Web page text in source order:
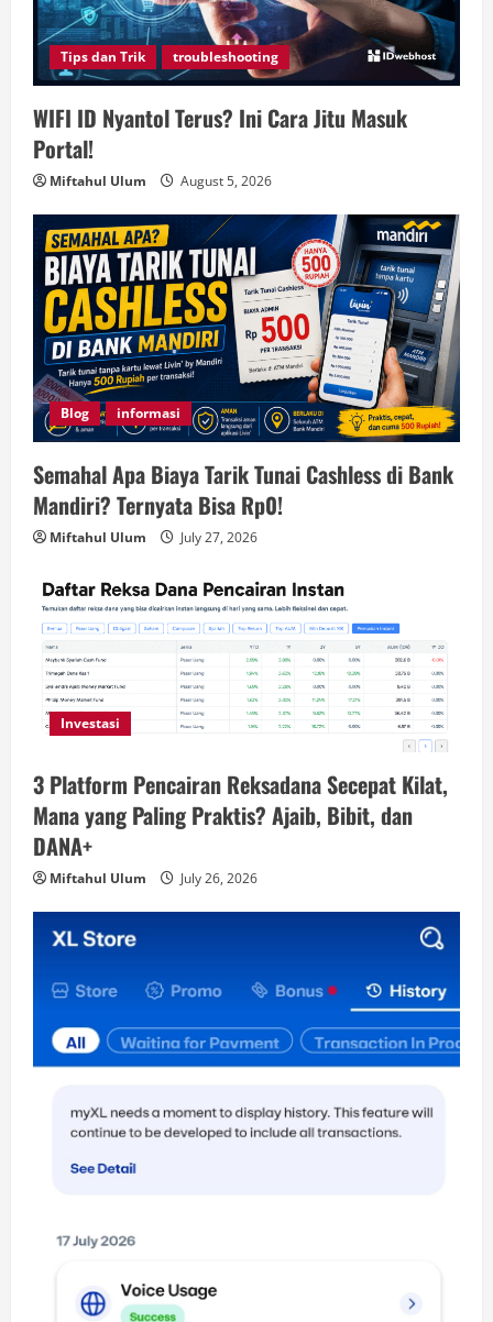
Tips dan Trik troubleshooting
WIFI ID Nyantol Terus? Ini Cara Jitu Masuk
Portal!
Miftahul Ulum August 5, 2026
Blog informasi
Semahal Apa Biaya Tarik Tunai Cashless di Bank
Mandiri? Ternyata Bisa Rp0!
Miftahul Ulum July 27, 2026
Investasi
3 Platform Pencairan Reksadana Secepat Kilat,
Mana yang Paling Praktis? Ajaib, Bibit, dan
DANA+
Miftahul Ulum July 26, 2026